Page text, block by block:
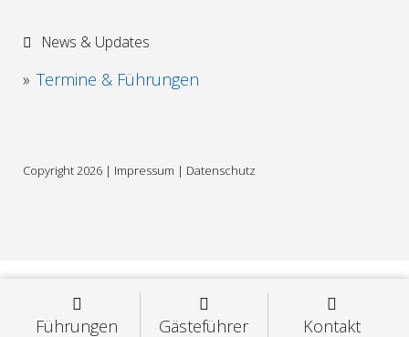
Führungen Gästeführer Kontakt
News & Updates
Termine & Führungen
Copyright 2026 | Impressum | Datenschutz